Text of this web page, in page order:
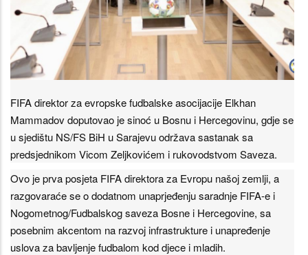
FIFA direktor za evropske fudbalske asocijacije Elkhan
Mammadov doputovao je sinoć u Bosnu i Hercegovinu, gdje se
u sjedištu NS/FS BiH u Sarajevu održava sastanak sa
predsjednikom Vicom Zeljkovićem i rukovodstvom Saveza.
Ovo je prva posjeta FIFA direktora za Evropu našoj zemlji, a
razgovaraće se o dodatnom unaprjeđenju saradnje FIFA-e i
Nogometnog/Fudbalskog saveza Bosne i Hercegovine, sa
posebnim akcentom na razvoj infrastrukture i unapređenje
uslova za bavljenje fudbalom kod djece i mladih.